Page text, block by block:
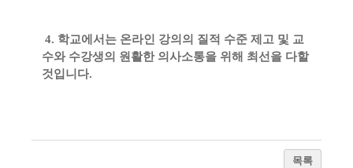
4. 학교에서는 온라인 강의의 질적 수준 제고 및 교
수와 수강생의 원활한 의사소통을 위해 최선을 다할
것입니다.
목록